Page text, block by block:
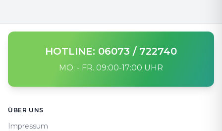
HOTLINE: 06073 / 722740
MO. - FR. 09:00-17:00 UHR
ÜBER UNS
Impressum